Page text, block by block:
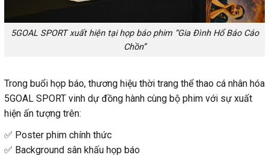
5GOAL SPORT xuất hiện tại họp báo phim “Gia Đình Hổ Báo Cáo
Chồn”
Trong buổi họp báo, thương hiệu thời trang thể thao cá nhân hóa
5GOAL SPORT vinh dự đồng hành cùng bộ phim với sự xuất
hiện ấn tượng trên:
✅ Poster phim chính thức
✅ Background sân khấu họp báo